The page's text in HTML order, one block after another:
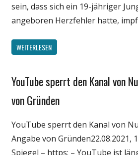
sein, dass sich ein 19-jähriger
angeboren Herzfehler hatte,
WEITERLESEN
Gesellschaft
Wirtschaft
Wissenschaft
YouTube sperrt den Kanal von
von Gründen
YouTube sperrt den Kanal von
Angabe von Gründen22.08.2021,
Spiegel – https: – YouTube ist